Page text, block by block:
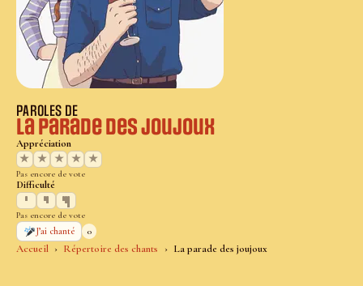
Accueil Répertoire des chants La parade des joujoux
PAROLES DE
La parade des joujoux
Appréciation
★
★ ★ ★ ★
Pas encore de vote
Difficulté
Pas encore de vote
J’ai chanté
0